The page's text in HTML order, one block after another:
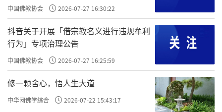
山）上大修奢华宫殿，以馆（先秦意
为“住”）西施。因吴人呼美女作娃，故宫殿
名为“馆娃宫”，意即美女居住的地方。
其后，越王勾践卧薪尝胆，力图复兴。据
《左传·哀公二十二年》记载：“冬十一月丁
卯，越灭吴。请使吴王居甬东，辞曰：‘孤老
中国佛教协会 2026-07-27 16:30:22
抖音关于开展「借宗教名义进行违规牟利
行为」专项治理公告
中国佛教协会 2026-07-27 16:25:59
修一颗舍心，悟人生大道
中华网佛学综合 2026-07-22 15:43:17